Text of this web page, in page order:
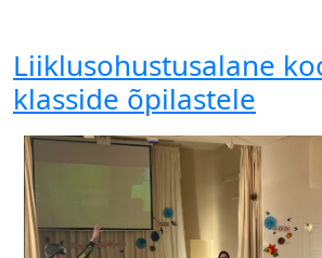
Liiklusohustusalane
klasside õpilastele